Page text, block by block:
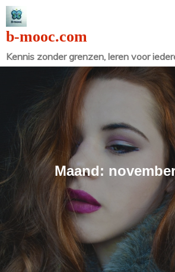
Naar
de
inhoud
gaan
b-mooc.com
Kennis zonder grenzen, leren voor
Maand: